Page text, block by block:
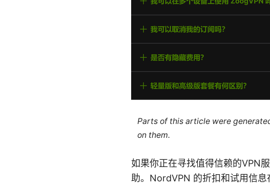
Parts of this article were
on them.
如果你正在寻找值得信赖的VPN
助。NordVPN 的折扣和试用信息